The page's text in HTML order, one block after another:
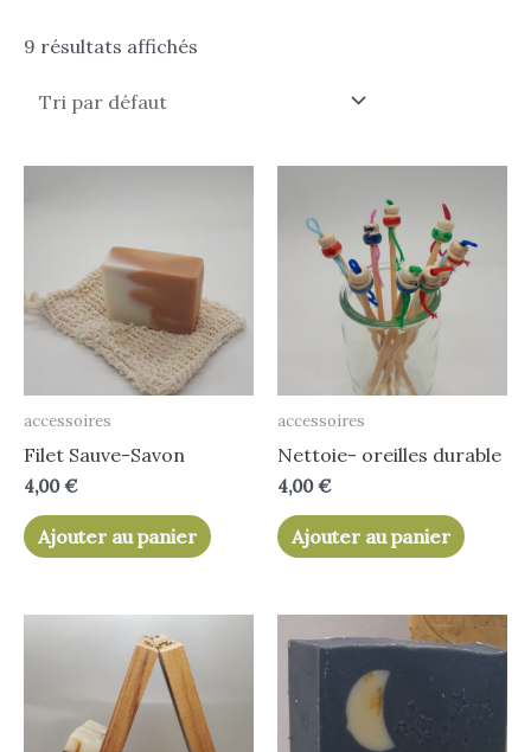
9 résultats affichés
accessoires
Filet Sauve-Savon
4,00€
Ajouter au panier
accessoires
Nettoie- oreilles durable
4,00€
Ajouter au panier